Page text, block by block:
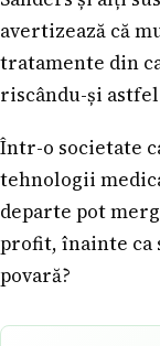
avertizează că
tratamente din
riscându-și
Într-o societate
tehnologii
departe pot
profit, înainte ca
povară?